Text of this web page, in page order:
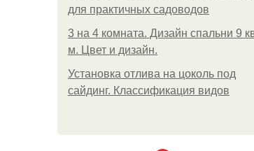
для практичных садоводов
3 на 4 комната. Дизайн спальни 9
м. Цвет и дизайн.
Установка отлива на цоколь под
сайдинг. Классификация видов